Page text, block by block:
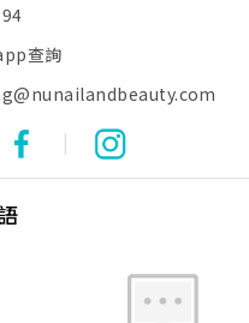
查詢
|